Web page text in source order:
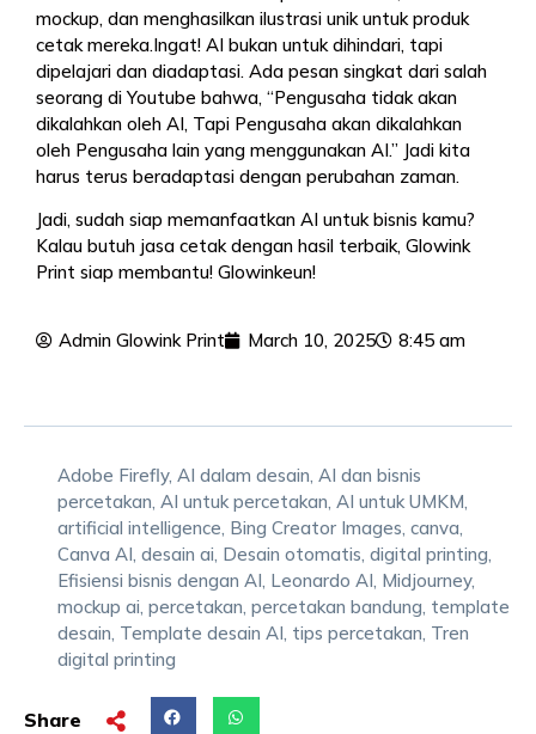
mockup, dan menghasilkan ilustrasi unik untuk produk
cetak mereka.Ingat! AI bukan untuk dihindari, tapi
dipelajari dan diadaptasi. Ada pesan singkat dari salah
seorang di Youtube bahwa, “Pengusaha tidak akan
dikalahkan oleh AI, Tapi Pengusaha akan dikalahkan
oleh Pengusaha lain yang menggunakan AI.” Jadi kita
harus terus beradaptasi dengan perubahan zaman.
Jadi, sudah siap memanfaatkan AI untuk bisnis kamu?
Kalau butuh jasa cetak dengan hasil terbaik, Glowink
Print siap membantu! Glowinkeun!
Admin Glowink Print March 10, 2025 8:45 am
Adobe Firefly, AI dalam desain AI dan bisnis
percetakan AI untuk percetakan AI untuk UMKM
artificial intelligence Bing Creator Images canva
Canva AI desain ai Desain otomatis digital printing
Efisiensi bisnis dengan AI Leonardo AI Midjourney,
mockup ai percetakan percetakan bandung template
desain Template desain AI tips percetakan Tren
digital printing
Share